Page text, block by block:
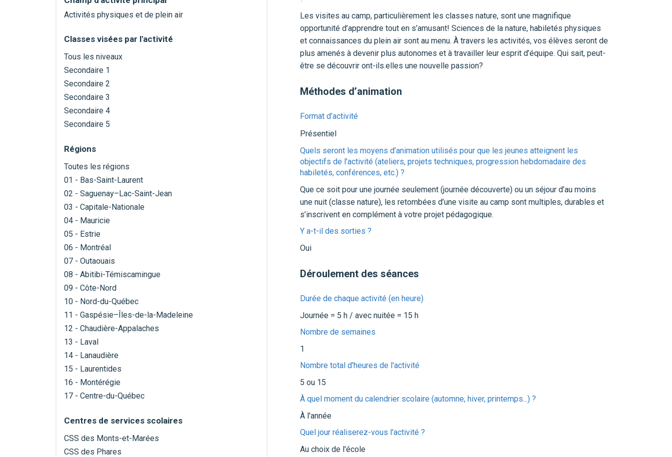
Activités physiques et de plein air
Classes visées par l'activité
Tous les niveaux
Secondaire 1
Secondaire 2
Secondaire 3
Secondaire 4
Secondaire 5
Régions
Toutes les régions
01 - Bas-Saint-Laurent
02 - Saguenay–Lac-Saint-Jean
03 - Capitale-Nationale
04 - Mauricie
05 - Estrie
06 - Montréal
07 - Outaouais
08 - Abitibi-Témiscamingue
09 - Côte-Nord
10 - Nord-du-Québec
11 - Gaspésie–Îles-de-la-Madeleine
12 - Chaudière-Appalaches
13 - Laval
14 - Lanaudière
15 - Laurentides
16 - Montérégie
17 - Centre-du-Québec
Centres de services scolaires
CSS des Monts-et-Marées
CSS des Phares
Les visites au camp, particulièrement les classes nature, sont une magnifique
opportunité d’apprendre tout en s’amusant! Sciences de la nature, habiletés physiques
et connaissances du plein air sont au menu. À travers les activités, vos élèves seront de
plus amenés à devenir plus autonomes et à travailler leur esprit d’équipe. Qui sait, peut-
être se découvrir ont-ils.elles une nouvelle passion?
Méthodes d’animation
Format d’activité
Présentiel
Quels seront les moyens d’animation utilisés pour que les jeunes atteignent les
objectifs de l'activité (ateliers, projets techniques, progression hebdomadaire des
habiletés, conférences, etc.) ?
Que ce soit pour une journée seulement (journée découverte) ou un séjour d’au moins
une nuit (classe nature), les retombées d’une visite au camp sont multiples, durables et
s’inscrivent en complément à votre projet pédagogique.
Y a-t-il des sorties ?
Oui
Déroulement des séances
Durée de chaque activité (en heure)
Journée = 5 h / avec nuitée = 15 h
Nombre de semaines
1
Nombre total d'heures de l'activité
5 ou 15
À quel moment du calendrier scolaire (automne, hiver, printemps...) ?
À l'année
Quel jour réaliserez-vous l'activité ?
Au choix de l'école